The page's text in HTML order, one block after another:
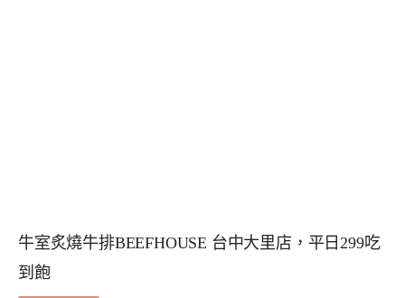
牛室炙燒牛排BEEFHOUSE 台中大里店，平日299吃
到飽